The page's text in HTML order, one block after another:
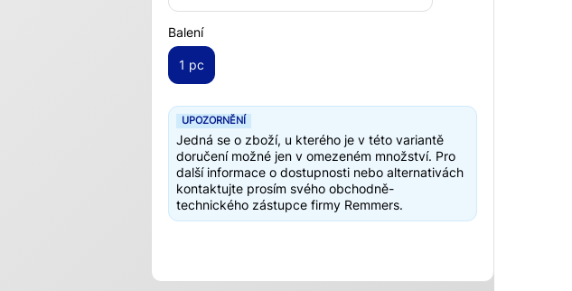
Balení
1 pc
UPOZORNĚNÍ
Jedná se o zboží, u kterého je v této variantě
doručení možné jen v omezeném množství. Pro
další informace o dostupnosti nebo alternativách
kontaktujte prosím svého obchodně-
technického zástupce firmy Remmers.